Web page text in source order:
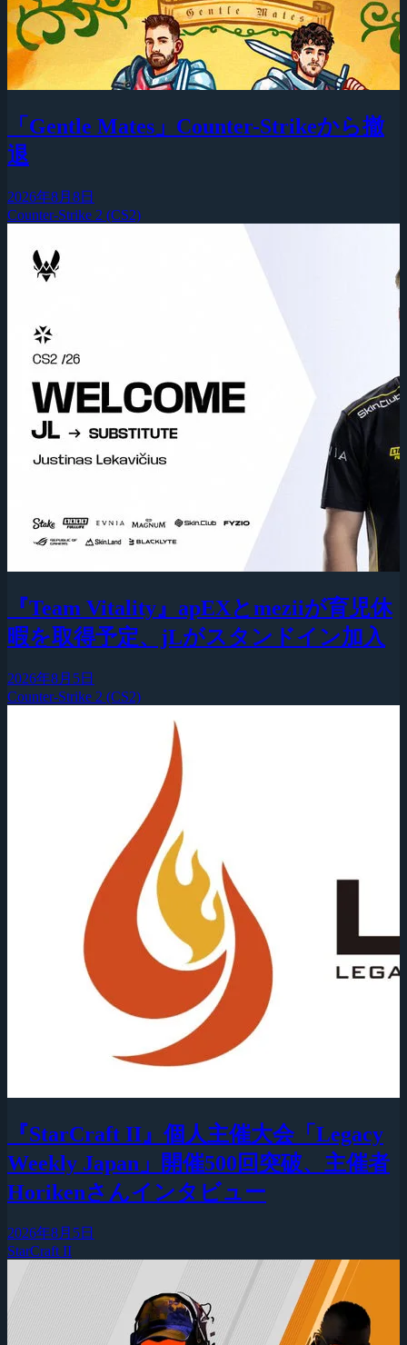
「Gentle Mates」Counter-Strikeから撤
退
2026年8月8日
Counter-Strike 2 (CS2)
『Team Vitality』apEXとmeziiが育児休
暇を取得予定、jLがスタンドイン加入
2026年8月5日
Counter-Strike 2 (CS2)
『StarCraft II』個人主催大会「Legacy
Weekly Japan」開催500回突破、主催者
Horikenさんインタビュー
2026年8月5日
StarCraft II